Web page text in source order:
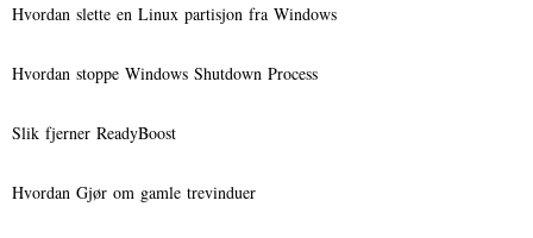
Hvordan slette en Linux partisjon fra Windows
Hvordan stoppe Windows Shutdown Process
Slik fjerner ReadyBoost
Hvordan Gjør om gamle trevinduer